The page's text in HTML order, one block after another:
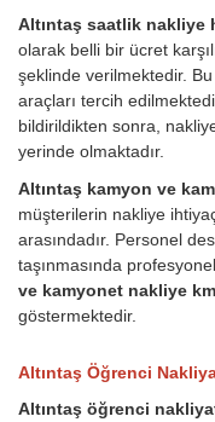
Altıntaş saatlik nakliye
olarak belli bir ücret
şeklinde verilmektedir.
araçları tercih
bildirildikten sonra,
yerinde olmaktadır.
Altıntaş kamyon ve
müşterilerin nakliye
arasındadır. Personel
taşınmasında
ve kamyonet nakliye
göstermektedir.
Altıntaş Öğrenci
Altıntaş öğrenci